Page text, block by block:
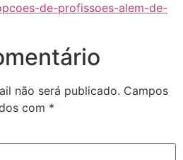
de-profissoes-alem-de-
não será publicado. Campos
com *